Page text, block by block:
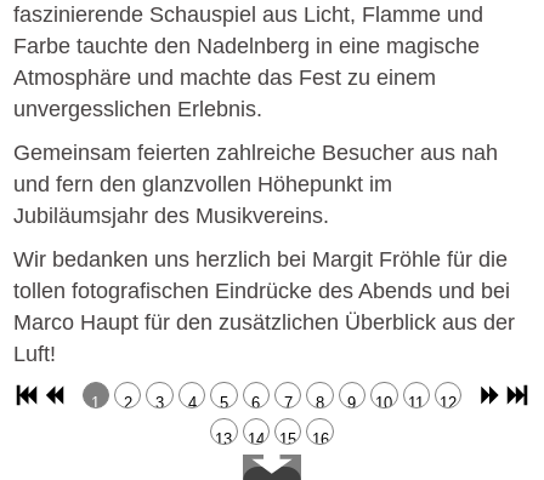
faszinierende Schauspiel aus Licht, Flamme und
Farbe tauchte den Nadelnberg in eine magische
Atmosphäre und machte das Fest zu einem
unvergesslichen Erlebnis.
Gemeinsam feierten zahlreiche Besucher aus nah
und fern den glanzvollen Höhepunkt im
Jubiläumsjahr des Musikvereins.
Wir bedanken uns herzlich bei Margit Fröhle für die
tollen fotografischen Eindrücke des Abends und bei
Marco Haupt für den zusätzlichen Überblick aus der
Luft!
1 2 3 4 5 6 7 8 9 10 11 12
13 14 15 16